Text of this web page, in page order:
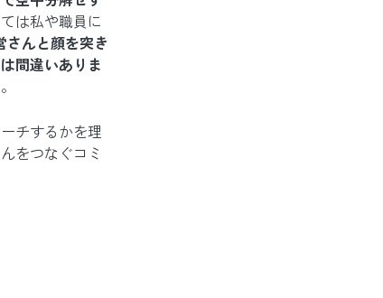
は私や職員に
さんと顔を突き
間違いありま
チするかを理
をつなぐコミ